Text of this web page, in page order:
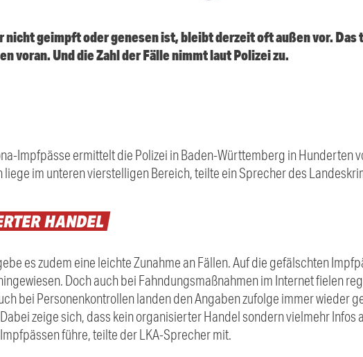
nicht geimpft oder genesen ist, bleibt derzeit oft außen vor.
voran. Und die Zahl der Fälle nimmt laut Polizei zu.
Impfpässe ermittelt die Polizei in Baden-Württemberg in Hunderten
im unteren vierstelligen Bereich, teilte ein Sprecher des
HANDEL
es zudem eine leichte Zunahme an Fällen. Auf die gefälschten
Doch auch bei Fahndungsmaßnahmen im Internet fielen
bei Personenkontrollen landen den Angaben zufolge immer wieder
zeige sich, dass kein organisierter Handel sondern vielmehr Infos
führe, teilte der LKA-Sprecher mit.